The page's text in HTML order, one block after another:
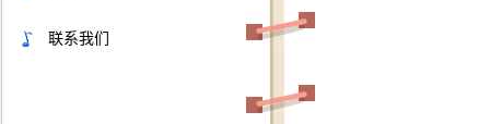
联系我们